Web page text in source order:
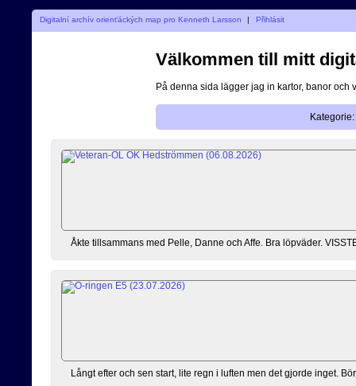
Digitalní archív orienťáckých map pro Kenneth Larsson | Přihlásit
Välkommen till mitt
På denna sida lägger jag in kartor, banor och
Kategorie:
Åkte tillsammans med Pelle, Danne och Affe. Bra löpväder.
Långt efter och sen start, lite regn i luften men det gjorde inget.